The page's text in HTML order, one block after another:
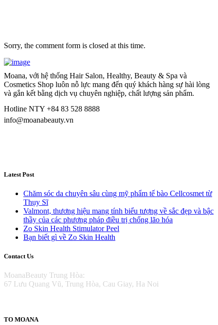
Sorry, the comment form is closed at this time.
Moana, với hệ thống Hair Salon, Healthy, Beauty & Spa và
Cosmetics Shop luôn nỗ lực mang đến quý khách hàng sự hài lòng
và gắn kết bằng dịch vụ chuyên nghiệp, chất lượng sản phẩm.
Hotline NTY +84 83 528 8888
info@moanabeauty.vn
Latest Post
Chăm sóc da chuyên sâu cùng mỹ phẩm tế bào Cellcosmet từ
Thụy Sĩ
Valmont, thương hiệu mang tính biểu tượng về sắc đẹp và bậc
thầy của các phương pháp điều trị chống lão hóa
Zo Skin Health Stimulator Peel
Bạn biết gì về Zo Skin Health
Contact Us
MoanaBeauty Trung Hòa:
67 Lưu Quang Vũ, Trung Hòa, Cau Giay, Ha Noi
TO MOANA